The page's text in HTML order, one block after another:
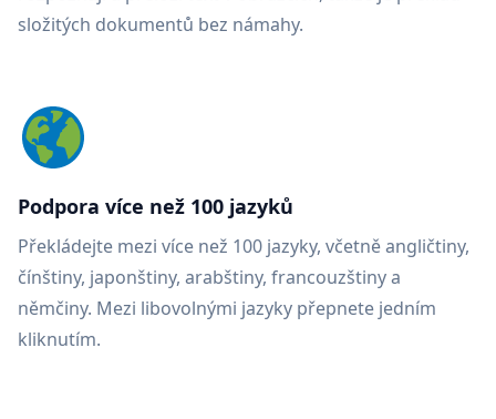
složitých dokumentů bez námahy.
Podpora více než 100 jazyků
Překládejte mezi více než 100 jazyky, včetně angličtiny,
čínštiny, japonštiny, arabštiny, francouzštiny a
němčiny. Mezi libovolnými jazyky přepnete jedním
kliknutím.